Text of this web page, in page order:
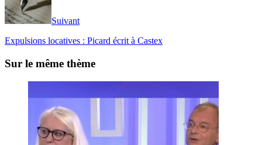
Suivant
Expulsions locatives : Picard écrit à Castex
Sur le même thème